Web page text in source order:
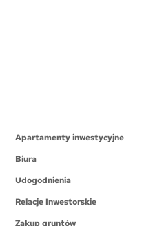
Apartamenty inwestycyjne
Biura
Udogodnienia
Relacje Inwestorskie
Zakup gruntów